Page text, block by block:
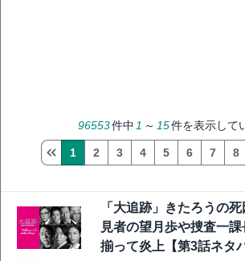
96553件中 1 ～ 15件を表示して
1 2 3 4 5 6 7 8
「大追跡」きたろうの
見者の望月歩や捜査一
揃って炎上【第3話ネタ